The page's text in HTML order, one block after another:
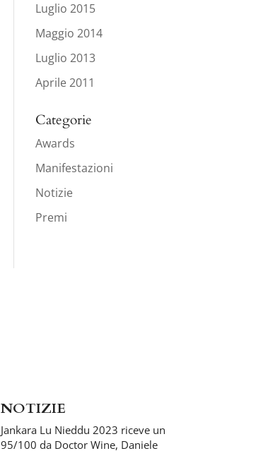
Luglio 2015
Maggio 2014
Luglio 2013
Aprile 2011
Categorie
Awards
Manifestazioni
Notizie
Premi
NOTIZIE
Jankara Lu Nieddu 2023 riceve un
95/100 da Doctor Wine, Daniele